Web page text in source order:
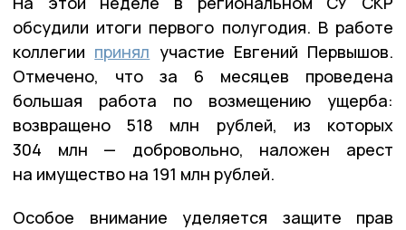
обсудили итоги первого полугодия. В работе
коллегии принял участие Евгений Первышов.
Отмечено, что за 6 месяцев проведена
большая работа по возмещению ущерба:
возвращено 518 млн рублей, из которых
304 млн — добровольно, наложен арест
на имущество на 191 млн рублей.
Особое внимание уделяется защите прав